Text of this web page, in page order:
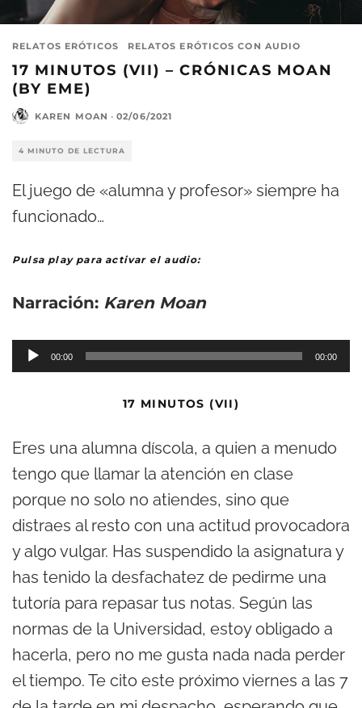
RELATOS ERÓTICOS RELATOS ERÓTICOS CON AUDIO
17 MINUTOS (VII) – CRÓNICAS MOAN
(BY EME)
KAREN MOAN · 02/06/2021
4 MINUTO DE LECTURA
El juego de «alumna y profesor» siempre ha
funcionado…
Pulsa play para activar el audio:
Narración: Karen Moan
e
o
d
u
c
t
o
r
d
e
a
00:00 00:00
17 MINUTOS (VII)
Eres una alumna díscola, a quien a menudo
tengo que llamar la atención en clase
porque no solo no atiendes, sino que
distraes al resto con una actitud provocadora
y algo vulgar. Has suspendido la asignatura y
has tenido la desfachatez de pedirme una
tutoría para repasar tus notas. Según las
normas de la Universidad, estoy obligado a
hacerla, pero no me gusta nada nada perder
el tiempo. Te cito este próximo viernes a las 7